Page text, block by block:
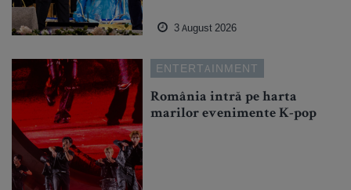
3 August 2026
ENTERTAINMENT
România intră pe harta
marilor evenimente K-pop